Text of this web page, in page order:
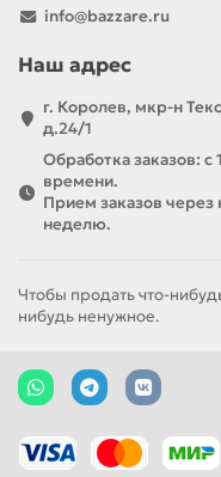
предлагающий
Бренд сочетает
доступными
популярной среди
организаций.
Рускерн — забота
компромиссов!
info@bazzare.ru
Наш адрес
г. Королев, мкр-н
д.24/1
Обработка заказов:
времени.
Прием заказов через
неделю.
Чтобы продать что-
нибудь ненужное.